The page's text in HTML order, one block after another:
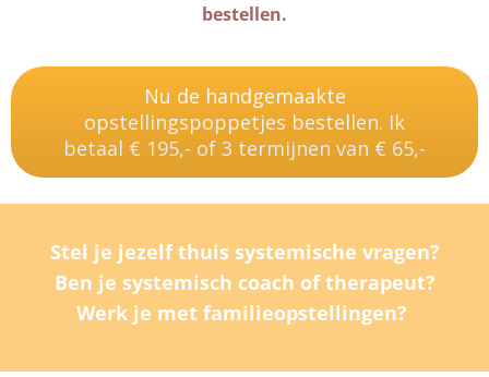
bestellen.
Nu de handgemaakte
opstellingspoppetjes bestellen. Ik
betaal € 195,- of 3 termijnen van € 65,-
Stel je jezelf thuis systemische vragen?
Ben je systemisch coach of therapeut?
Werk je met familieopstellingen?